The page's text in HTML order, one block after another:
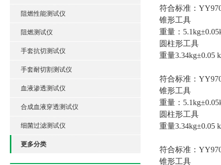
阻燃性能测试仪
阻燃测试仪
手套抗切测试仪
手套耐切割测试仪
血液渗透测试仪
合成血液穿透测试仪
细菌过滤测试仪
更多分类
符合标准：
锥形工具
重量：
圆柱形工具
重量3.34kg±0.05
符合标准：
锥形工具
重量：
圆柱形工具
重量3.34kg±0.05
符合标准：
锥形工具